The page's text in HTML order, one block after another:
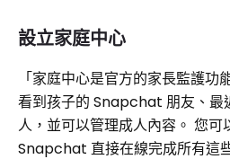
設立家庭中心
「家庭中心是官方的家長監護
看到孩子的 Snapchat 朋友、最
人，並可以管理成人內容。 您可
Snapchat 直接在線完成所有這